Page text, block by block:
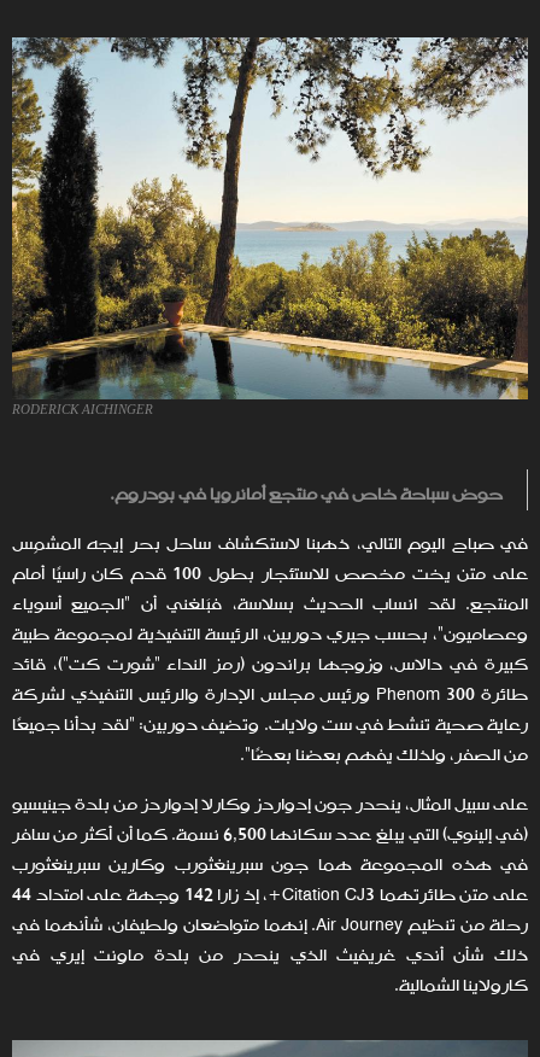
RODERICK AICHINGER
حوض سباحة خاص في منتجع أمانرويا في بودروم.
في صباح اليوم التالي، ذهبنا لاستكشاف ساحل بحر إيجه المشمِس
على متن يخت مخصص للاستئجار بطول 100 قدم كان راسيًا أمام
المنتجع. لقد انساب الحديث بسلاسة، فبَلغني أن "الجميع أسوياء
وعصاميون"، بحسب جيري دوربين، الرئيسة التنفيذية لمجموعة طبية
كبيرة في دالاس، وزوجها براندون (رمز النداء "شورت كت")، قائد
طائرة Phenom 300 ورئيس مجلس الإدارة والرئيس التنفيذي لشركة
رعاية صحية تنشط في ست ولايات. وتضيف دوربين: "لقد بدأنا جميعًا
من الصفر، ولذلك يفهم بعضنا بعضًا".
على سبيل المثال، ينحدر جون إدواردز وكارلا إدواردز من بلدة جينيسيو
(في إلينوي) التي يبلغ عدد سكانها 6,500 نسمة. كما أن أكثر من سافر
في هذه المجموعة هما جون سبرينغثورب وكارين سبرينغثورب
على متن طائرتهما Citation CJ3+، إذ زارا 142 وجهة على امتداد 44
رحلة من تنظيم Air Journey. إنهما متواضعان ولطيفان، شأنهما في
ذلك شأن أندي غريفيث الذي ينحدر من بلدة ماونت إيري في
كارولاينا الشمالية.